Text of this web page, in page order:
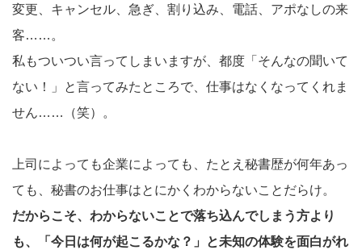
変更、キャンセル、急ぎ、割り込み、電話、アポなしの来
客……。
私もついつい言ってしまいますが、都度「そんなの聞いて
ない！」と言ってみたところで、仕事はなくなってくれま
せん……（笑）。
上司によっても企業によっても、たとえ秘書歴が何年あっ
ても、秘書のお仕事はとにかくわからないことだらけ。
だからこそ、わからないことで落ち込んでしまう方より
も、「今日は何が起こるかな？」と未知の体験を面白がれ